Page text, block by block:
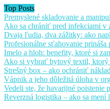
Top Posts
Premyslené skladovanie a
Ako sa chrániť pred infekciami v
Dvaja ľudia, dva zážitky: ako
Profesionálne sťahovanie
Imelo a hloh: benefity, ktoré si
Ako si vybrať bytový textil, ktorý
Strešný box – ako ochrániť
Vápnik a jeho dôležitá úloha v
Vedeli ste, že havarijné poistenie
Reverzná logistika – ako sa mení